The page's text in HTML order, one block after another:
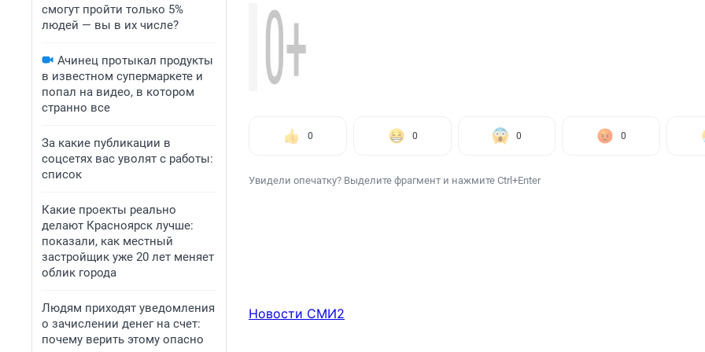
смогут пройти только 5%
людей — вы в их числе?
Ачинец протыкал продукты
в известном супермаркете и
попал на видео, в котором
странно все
За какие публикации в
соцсетях вас уволят с работы:
список
Какие проекты реально
делают Красноярск лучше:
показали, как местный
застройщик уже 20 лет меняет
облик города
Людям приходят уведомления
о зачислении денег на счет:
почему верить этому опасно
0 0 0 0
Увидели опечатку? Выделите фрагмент и нажмите Ctrl+Enter
Новости СМИ2